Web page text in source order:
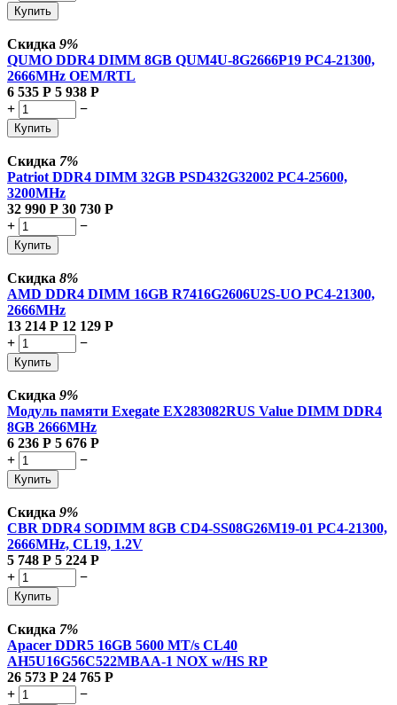
Купить
Скидка 9%
QUMO DDR4 DIMM 8GB QUM4U-8G2666P19 PC4-21300,
2666MHz OEM/RTL
6 535 Р 5 938 Р
+
−
Купить
Скидка 7%
Patriot DDR4 DIMM 32GB PSD432G32002 PC4-25600,
3200MHz
32 990 Р 30 730 Р
+
−
Купить
Скидка 8%
AMD DDR4 DIMM 16GB R7416G2606U2S-UO PC4-21300,
2666MHz
13 214 Р 12 129 Р
+
−
Купить
Скидка 9%
Модуль памяти Exegate EX283082RUS Value DIMM DDR4
8GB 2666MHz
6 236 Р 5 676 Р
+
−
Купить
Скидка 9%
CBR DDR4 SODIMM 8GB CD4-SS08G26M19-01 PC4-21300,
2666MHz, CL19, 1.2V
5 748 Р 5 224 Р
+
−
Купить
Скидка 7%
Apacer DDR5 16GB 5600 MT/s CL40
AH5U16G56C522MBAA-1 NOX w/HS RP
26 573 Р 24 765 Р
+
−